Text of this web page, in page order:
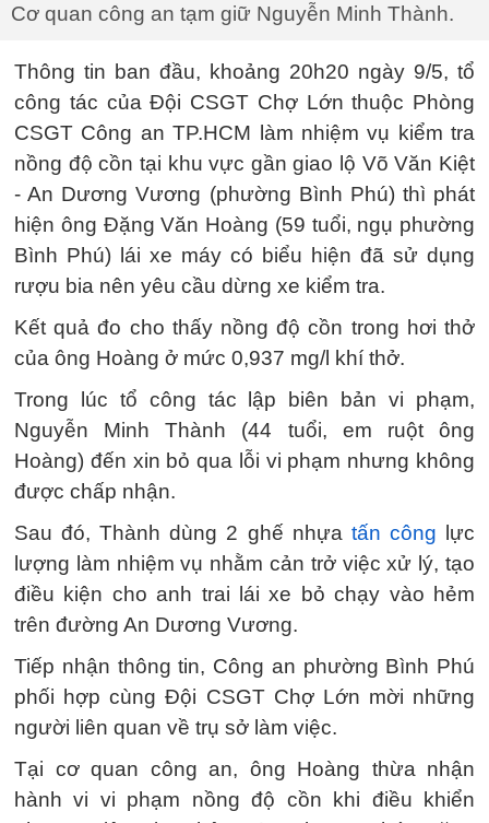
Cơ quan công an tạm giữ Nguyễn Minh Thành.
Thông tin ban đầu, khoảng 20h20 ngày 9/5, tổ
công tác của Đội CSGT Chợ Lớn thuộc Phòng
CSGT Công an TP.HCM làm nhiệm vụ kiểm tra
nồng độ cồn tại khu vực gần giao lộ Võ Văn Kiệt
- An Dương Vương (phường Bình Phú) thì phát
hiện ông Đặng Văn Hoàng (59 tuổi, ngụ phường
Bình Phú) lái xe máy có biểu hiện đã sử dụng
rượu bia nên yêu cầu dừng xe kiểm tra.
Kết quả đo cho thấy nồng độ cồn trong hơi thở
của ông Hoàng ở mức 0,937 mg/l khí thở.
Trong lúc tổ công tác lập biên bản vi phạm,
Nguyễn Minh Thành (44 tuổi, em ruột ông
Hoàng) đến xin bỏ qua lỗi vi phạm nhưng không
được chấp nhận.
Sau đó, Thành dùng 2 ghế nhựa tấn công lực
lượng làm nhiệm vụ nhằm cản trở việc xử lý, tạo
điều kiện cho anh trai lái xe bỏ chạy vào hẻm
trên đường An Dương Vương.
Tiếp nhận thông tin, Công an phường Bình Phú
phối hợp cùng Đội CSGT Chợ Lớn mời những
người liên quan về trụ sở làm việc.
Tại cơ quan công an, ông Hoàng thừa nhận
hành vi vi phạm nồng độ cồn khi điều khiển